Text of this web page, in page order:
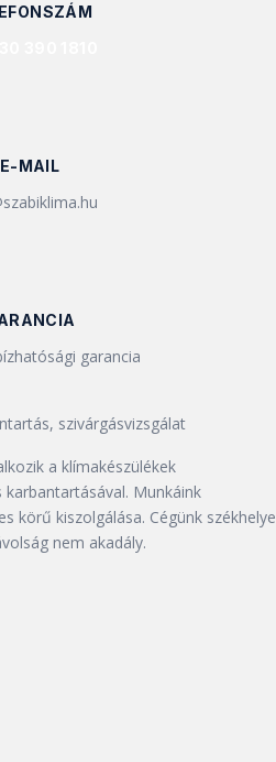
E-MAIL
garancia
szivárgásvizsgálat
a klímakészülékek
Munkáink
körű kiszolgálása. Cégünk székhelye
nem akadály.